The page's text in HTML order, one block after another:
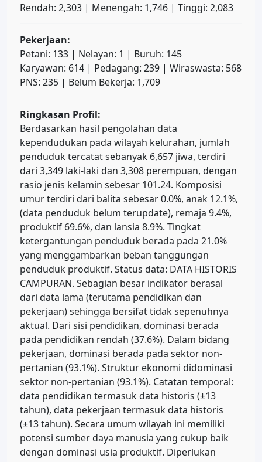
Rendah: 2,303 | Menengah: 1,746 | Tinggi: 2,083
Pekerjaan:
Petani: 133 | Nelayan: 1 | Buruh: 145
Karyawan: 614 | Pedagang: 239 | Wiraswasta: 568
PNS: 235 | Belum Bekerja: 1,709
Ringkasan Profil:
Berdasarkan hasil pengolahan data
kependudukan pada wilayah kelurahan, jumlah
penduduk tercatat sebanyak 6,657 jiwa, terdiri
dari 3,349 laki-laki dan 3,308 perempuan, dengan
rasio jenis kelamin sebesar 101.24. Komposisi
umur terdiri dari balita sebesar 0.0%, anak 12.1%,
(data penduduk belum terupdate), remaja 9.4%,
produktif 69.6%, dan lansia 8.9%. Tingkat
ketergantungan penduduk berada pada 21.0%
yang menggambarkan beban tanggungan
penduduk produktif. Status data: DATA HISTORIS
CAMPURAN. Sebagian besar indikator berasal
dari data lama (terutama pendidikan dan
pekerjaan) sehingga bersifat tidak sepenuhnya
aktual. Dari sisi pendidikan, dominasi berada
pada pendidikan rendah (37.6%). Dalam bidang
pekerjaan, dominasi berada pada sektor non-
pertanian (93.1%). Struktur ekonomi didominasi
sektor non-pertanian (93.1%). Catatan temporal:
data pendidikan termasuk data historis (±13
tahun), data pekerjaan termasuk data historis
(±13 tahun). Secara umum wilayah ini memiliki
potensi sumber daya manusia yang cukup baik
dengan dominasi usia produktif. Diperlukan